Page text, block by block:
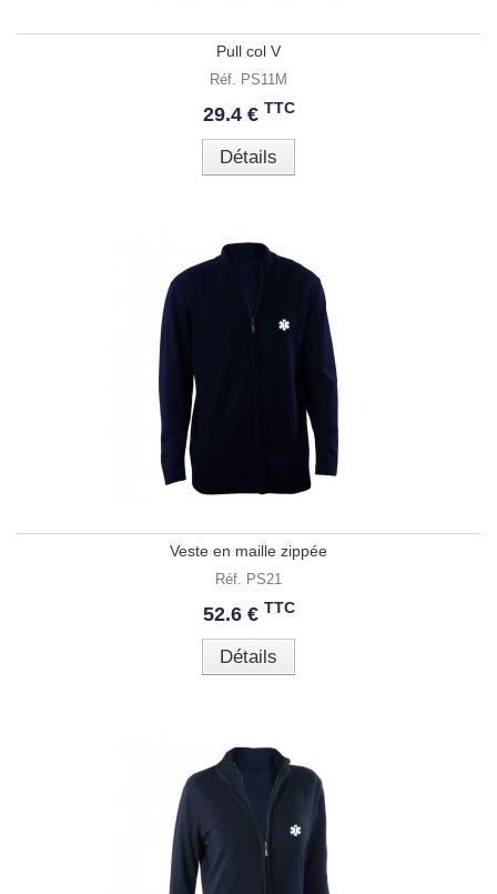
Pull col V
Réf. PS11M
29.4 € TTC
Détails
Veste en maille zippée
Réf. PS21
52.6 € TTC
Détails